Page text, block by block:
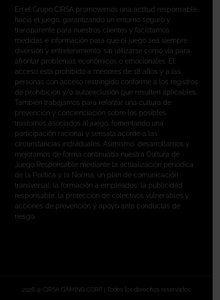
En el Grupo CIRSA promovemos una actitud responsable
hacia el juego, garantizando un entorno seguro y
transparente para nuestros clientes y facilitamos
medidas e información para que el juego sea siempre
diversión y entretenimiento, sin utilizarse como vía para
afrontar problemas económicos o emocionales. El
acceso está prohibido a menores de 18 años y a las
personas con acceso restringido conforme a los registros
de prohibición y/o autoexclusión que resulten aplicables.
También trabajamos para reforzar una cultura de
prevención y concienciación sobre los posibles
trastornos asociados al juego, fomentando una
participación racional y sensata acorde a las
circunstancias individuales. Asimismo, desarrollamos y
mejoramos de forma continuada nuestra Cultura de
Juego Responsable mediante la actualización periódica
de la Política y la Norma, un plan de comunicación
transversal, la formación a empleados, la publicidad
responsable, la protección de colectivos vulnerables y
acciones de prevención y apoyo ante conductas de
riesgo.
2026 @ CIRSA GAMING CORP. | Todos los derechos reservados